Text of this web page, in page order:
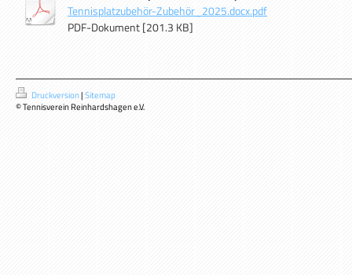
Tennisplatzubehör-Zubehör_2025.docx.pdf
PDF-Dokument [201.3 KB]
Druckversion|Sitemap
© Tennisverein Reinhardshagen e.V.